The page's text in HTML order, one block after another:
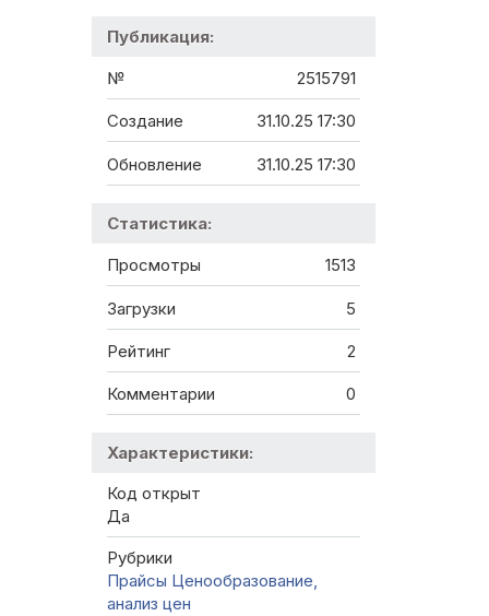
Публикация:
№ 2515791
Создание 31.10.25 17:30
Обновление 31.10.25 17:30
Статистика:
Просмотры 1513
Загрузки 5
Рейтинг 2
Комментарии 0
Характеристики:
Код открыт
Да
Рубрики
Прайсы Ценообразование,
анализ цен